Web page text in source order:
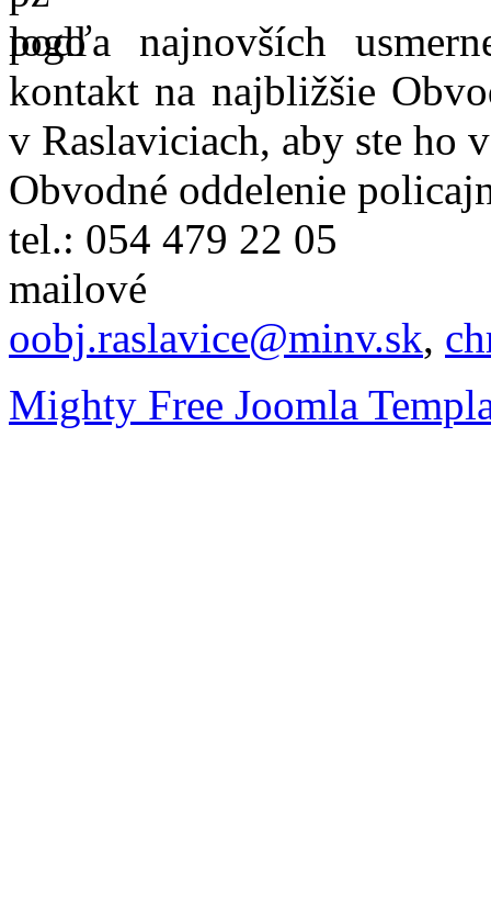
podľa najnovších
kontakt na najbližšie
v Raslaviciach, aby ste ho
Obvodné oddelenie
tel.: 054 479 22 05
oobj.raslavice@minv.sk,
Mighty Free Joomla